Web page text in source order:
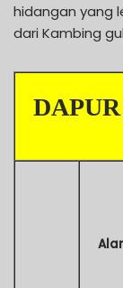
hidangan yang
dari Kambing